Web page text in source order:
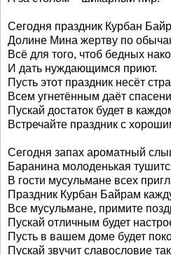
Сегодня праздник Курбан
Долине Мина жертву по
Всё для того, чтоб бедных
И дать нуждающимся приют.
Пусть этот праздник несёт
Всем угнетённым даёт
Пускай достаток будет в
Встречайте праздник с
Сегодня запах ароматный
Баранина молоденькая
В гости мусульмане всех
Праздник Курбан Байрам
Все мусульмане, примите
Пускай отличным будет
Пусть в вашем доме будет
Пускай звучит славословие